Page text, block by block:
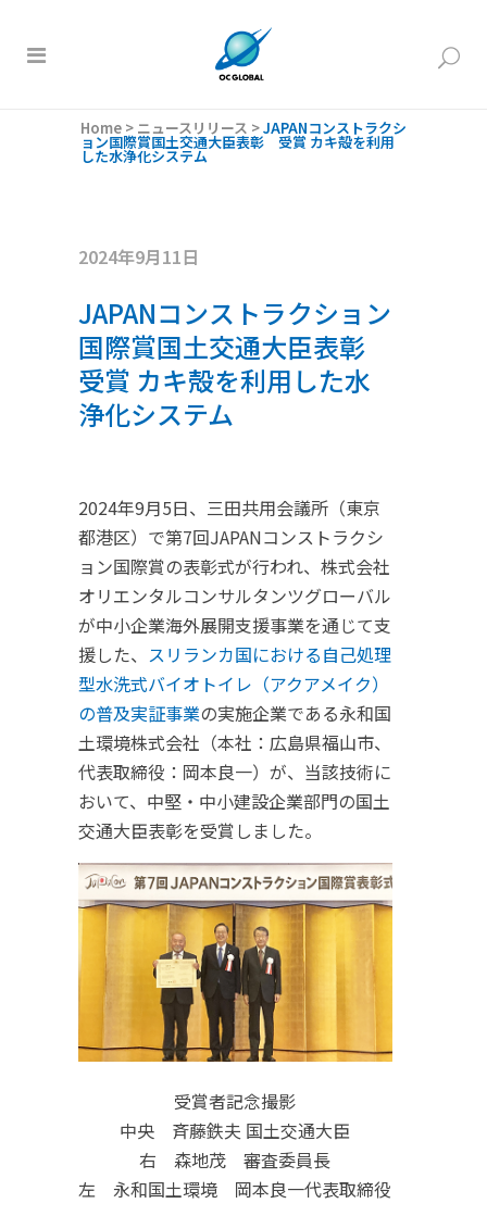
Home > ニュースリリース >JAPANコンストラクシ
ョン国際賞国土交通大臣表彰 受賞 カキ殻を利用
した水浄化システム
2024年9月11日
JAPANコンストラクション
国際賞国土交通大臣表彰
受賞 カキ殻を利用した水
浄化システム
2024年9月5日、三田共用会議所（東京
都港区）で第7回JAPANコンストラクシ
ョン国際賞の表彰式が行われ、株式会社
オリエンタルコンサルタンツグローバル
が中小企業海外展開支援事業を通じて支
援した、 スリランカ国における自己処理
型水洗式バイオトイレ（アクアメイク）
の普及実証事業の実施企業である永和国
土環境株式会社（本社：広島県福山市、
代表取締役：岡本良一）が、当該技術に
おいて、中堅・中小建設企業部門の国土
交通大臣表彰を受賞しました。
受賞者記念撮影
中央 斉藤鉄夫 国土交通大臣
右 森地茂 審査委員長
左 永和国土環境 岡本良一代表取締役